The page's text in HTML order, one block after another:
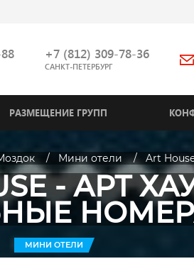
+7 (812) 309-78-36
САНКТ-ПЕТЕРБУРГ
РАЗМЕЩЕНИЕ ГРУПП
Мини отели Art
- АРТ
МИНИ ОТЕЛИ